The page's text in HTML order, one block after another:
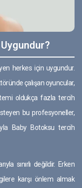
herkes için uygundur.
çalışan oyuncular,
oldukça fazla tercih
bu profesyoneller,
Baby Botoksu tercih
sınırlı değildir. Erken
karşı önlem almak